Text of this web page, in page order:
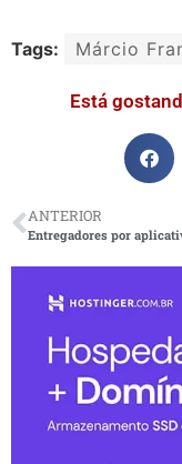
Tags: Márcio
Está
ANTERIOR